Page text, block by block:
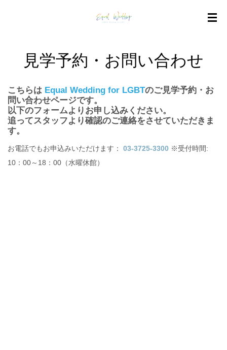
見学予約・お問い合わせ
こちらは Equal Wedding for LGBTのご見学予約・お
問い合わせページです。
以下のフォームよりお申し込みください。
追ってスタッフより確認のご連絡をさせていただきま
す。
お電話でもお申込みいただけます： 03-3725-3300 ※受付時間:
10：00～18：00（水曜休館）